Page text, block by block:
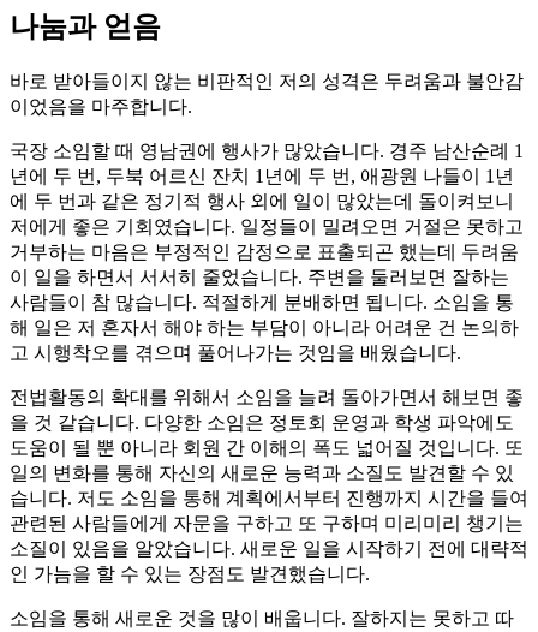
나눔과 얻음
바로 받아들이지 않는 비판적인 저의 성격은 두려움과 불안감
이었음을 마주합니다.
국장 소임할 때 영남권에 행사가 많았습니다. 경주 남산순례 1
년에 두 번, 두북 어르신 잔치 1년에 두 번, 애광원 나들이 1년
에 두 번과 같은 정기적 행사 외에 일이 많았는데 돌이켜보니
저에게 좋은 기회였습니다. 일정들이 밀려오면 거절은 못하고
거부하는 마음은 부정적인 감정으로 표출되곤 했는데 두려움
이 일을 하면서 서서히 줄었습니다. 주변을 둘러보면 잘하는
사람들이 참 많습니다. 적절하게 분배하면 됩니다. 소임을 통
해 일은 저 혼자서 해야 하는 부담이 아니라 어려운 건 논의하
고 시행착오를 겪으며 풀어나가는 것임을 배웠습니다.
전법활동의 확대를 위해서 소임을 늘려 돌아가면서 해보면 좋
을 것 같습니다. 다양한 소임은 정토회 운영과 학생 파악에도
도움이 될 뿐 아니라 회원 간 이해의 폭도 넓어질 것입니다. 또
일의 변화를 통해 자신의 새로운 능력과 소질도 발견할 수 있
습니다. 저도 소임을 통해 계획에서부터 진행까지 시간을 들여
관련된 사람들에게 자문을 구하고 또 구하며 미리미리 챙기는
소질이 있음을 알았습니다. 새로운 일을 시작하기 전에 대략적
인 가늠을 할 수 있는 장점도 발견했습니다.
소임을 통해 새로운 것을 많이 배웁니다. 잘하지는 못하고 따